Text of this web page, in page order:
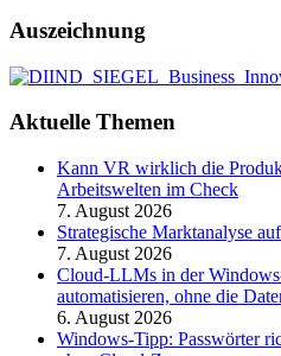
Auszeichnung
Aktuelle Themen
Kann VR wirklich die
Arbeitswelten im Check
7. August 2026
Strategische Marktanalyse
7. August 2026
Cloud-LLMs in der
automatisieren, ohne die
6. August 2026
Windows-Tipp: Passwörter